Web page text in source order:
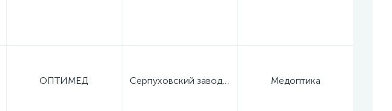
ОПТИМЕД Серпуховский завод "Металлист" Медоптика